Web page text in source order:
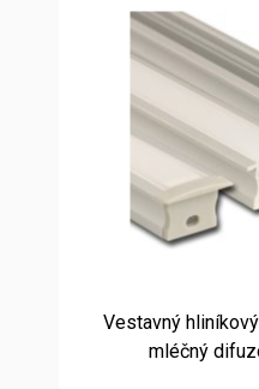
Vestavný
mléčný